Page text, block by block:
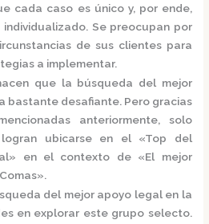
cada caso es único y, por ende,
Se preocupan por
de sus clientes para
a implementar.
que la búsqueda del mejor
bastante desafiante. Pero gracias
anteriormente, solo
logran ubicarse en el «Top del
en el contexto de «El mejor
del mejor apoyo legal en la
en explorar este grupo selecto.